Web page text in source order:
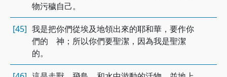
物污穢自己。
[45] 我是把你們從埃及地領出來的耶和華，要作你
們的 神；所以你們要聖潔，因為我是聖潔
的。